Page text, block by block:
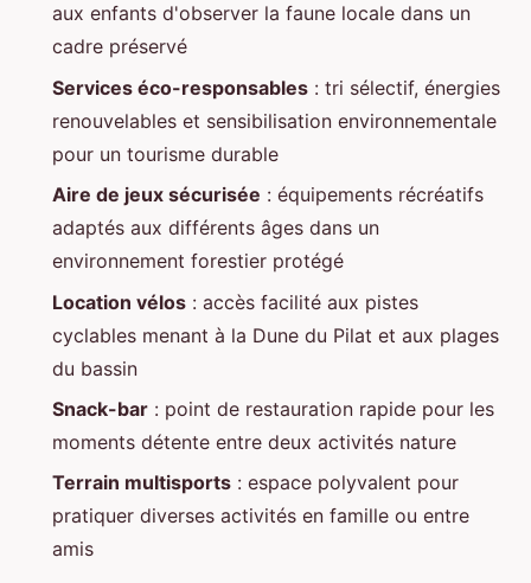
aux enfants d'observer la faune locale dans un
cadre préservé
Services éco-responsables : tri sélectif, énergies
renouvelables et sensibilisation environnementale
pour un tourisme durable
Aire de jeux sécurisée : équipements récréatifs
adaptés aux différents âges dans un
environnement forestier protégé
Location vélos : accès facilité aux pistes
cyclables menant à la Dune du Pilat et aux plages
du bassin
Snack-bar : point de restauration rapide pour les
moments détente entre deux activités nature
Terrain multisports : espace polyvalent pour
pratiquer diverses activités en famille ou entre
amis